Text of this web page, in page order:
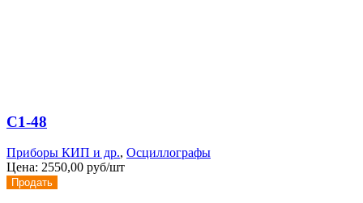
С1-48
Приборы КИП и др., Осциллографы
Цена: 2550,00 руб/шт
Продать